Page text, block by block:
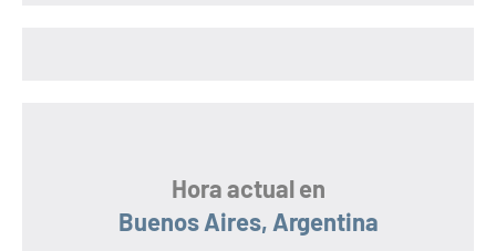
Hora actual en
Buenos Aires, Argentina